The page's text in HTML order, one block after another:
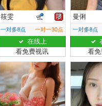
筱雯
一对多8点 一对一30点
在线上
看免费视讯
曼俐
一对多8点
看